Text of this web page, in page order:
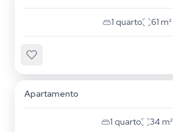
1 quarto 61 m²
Apartamento
1 quarto 34 m²